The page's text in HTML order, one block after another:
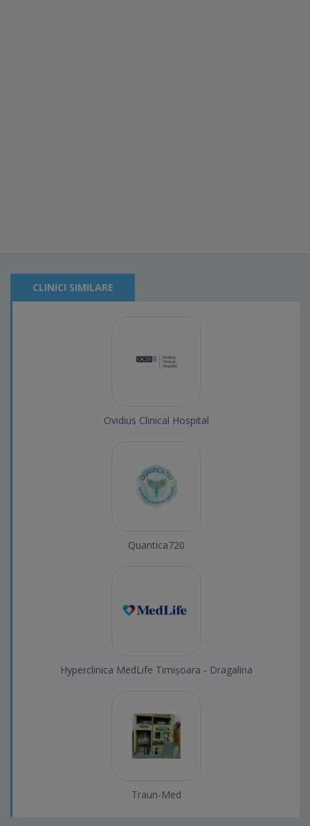
CLINICI SIMILARE
Ovidius Clinical Hospital
Quantica720
Hyperclinica MedLife Timișoara - Dragalina
Traun-Med